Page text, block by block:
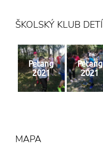
ŠKOLSKÝ KLUB DETÍ
Petang
2021
Petang
2021
MAPA